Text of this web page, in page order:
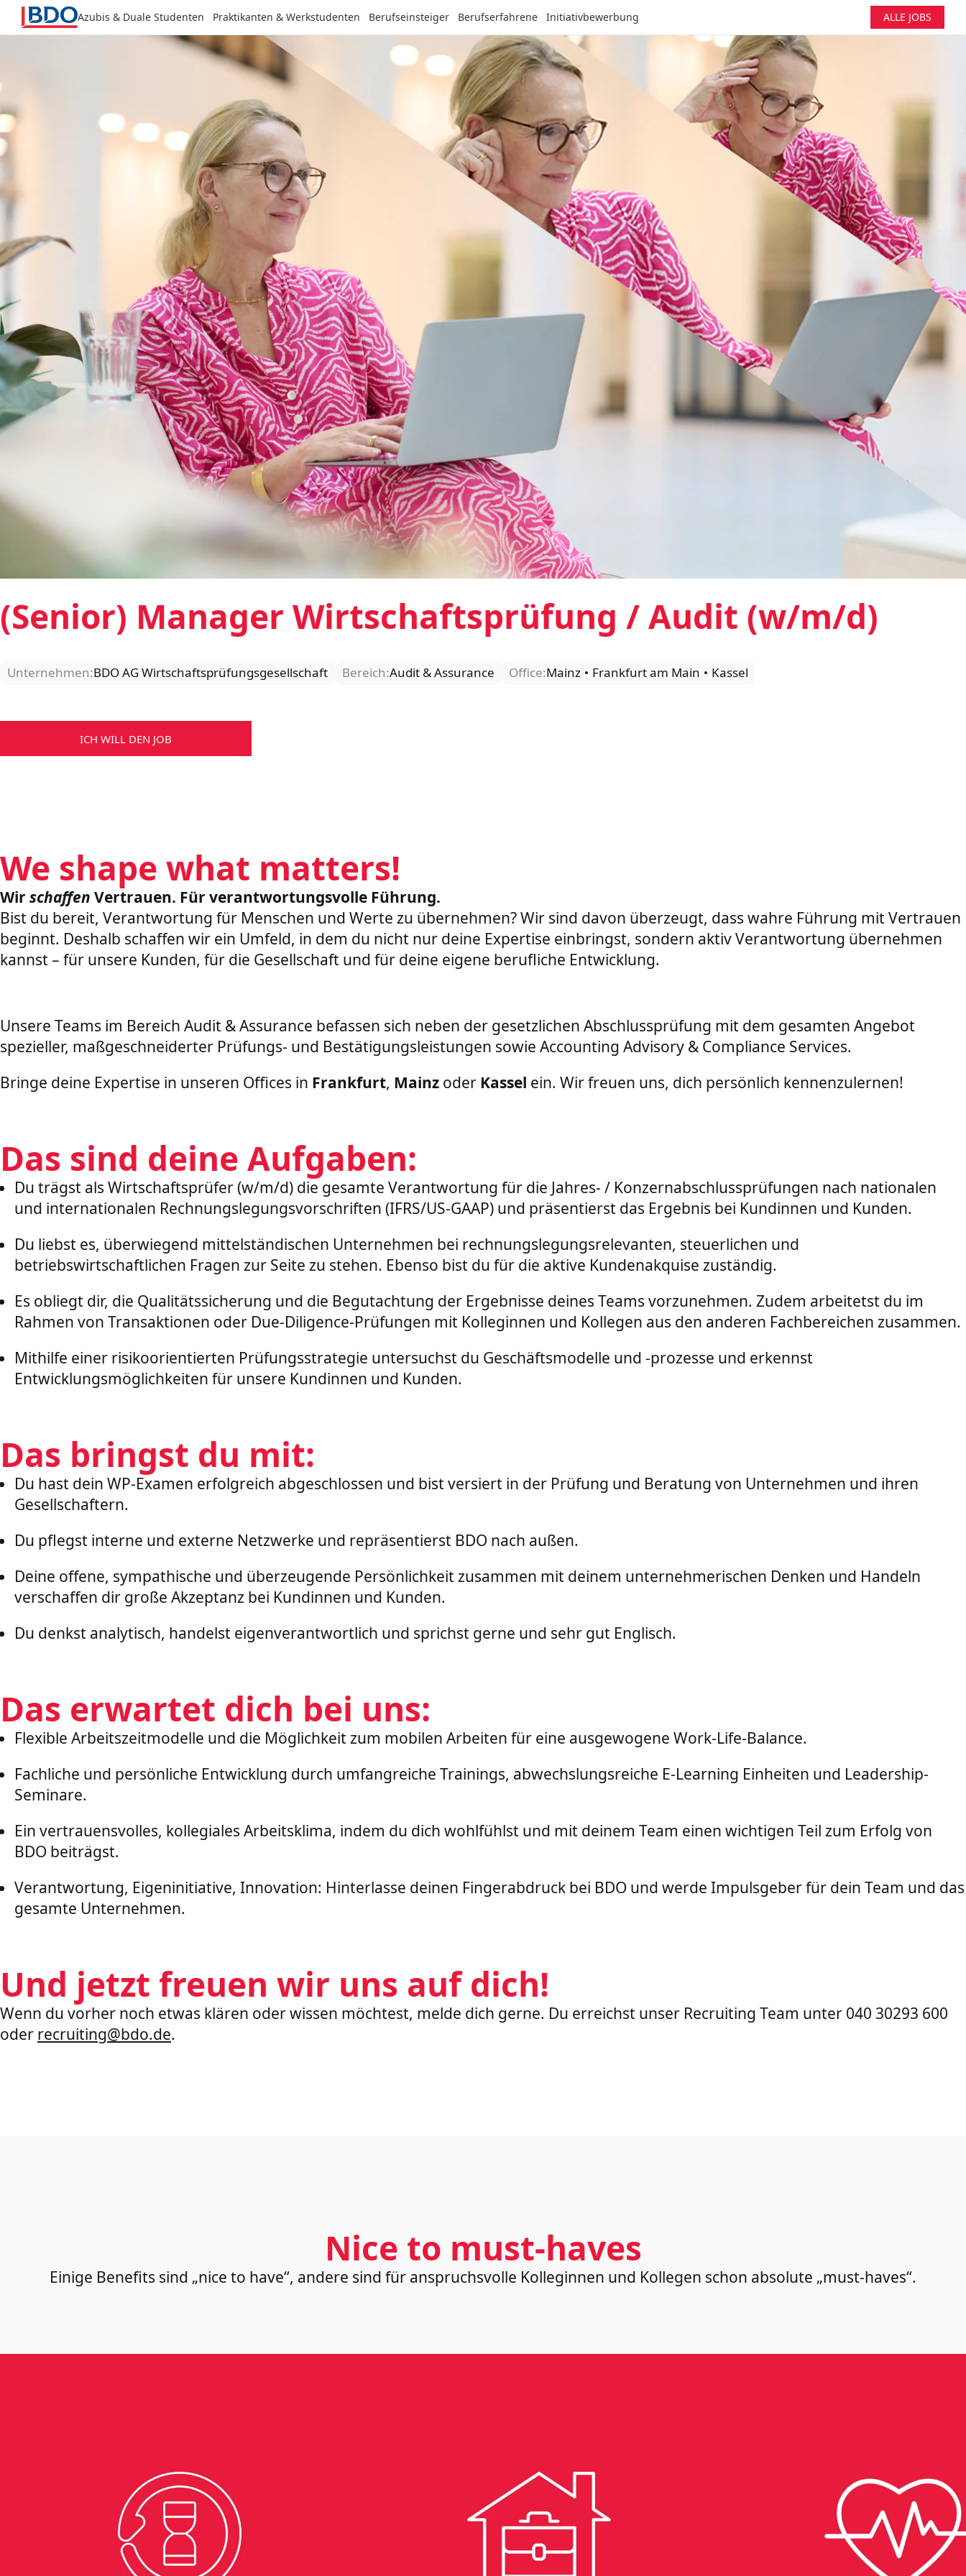
Azubis & Duale Studenten Praktikanten & Werkstudenten Berufseinsteiger Berufserfahrene Initiativbewerbung ALLE JOBS
(Senior) Manager Wirtschaftsprüfung / Audit (w/m/d)
Unternehmen:BDO AG Wirtschaftsprüfungsgesellschaft Bereich:Audit & Assurance Office:Mainz Frankfurt am Main Kassel
ICH WILL DEN JOB
We shape what matters!
Wir schaffen Vertrauen. Für verantwortungsvolle Führung.
Bist du bereit, Verantwortung für Menschen und Werte zu übernehmen? Wir sind davon überzeugt, dass wahre Führung mit Vertrauen
beginnt. Deshalb schaffen wir ein Umfeld, in dem du nicht nur deine Expertise einbringst, sondern aktiv Verantwortung übernehmen
kannst – für unsere Kunden, für die Gesellschaft und für deine eigene berufliche Entwicklung.
Unsere Teams im Bereich Audit & Assurance befassen sich neben der gesetzlichen Abschlussprüfung mit dem gesamten Angebot
spezieller, maßgeschneiderter Prüfungs- und Bestätigungsleistungen sowie Accounting Advisory & Compliance Services.
Bringe deine Expertise in unseren Offices in Frankfurt, Mainz oder Kassel ein. Wir freuen uns, dich persönlich kennenzulernen!
Das sind deine Aufgaben:
Du trägst als Wirtschaftsprüfer (w/m/d) die gesamte Verantwortung für die Jahres- / Konzernabschlussprüfungen nach nationalen
und internationalen Rechnungslegungsvorschriften (IFRS/US-GAAP) und präsentierst das Ergebnis bei Kundinnen und Kunden.
Du liebst es, überwiegend mittelständischen Unternehmen bei rechnungslegungsrelevanten, steuerlichen und
betriebswirtschaftlichen Fragen zur Seite zu stehen. Ebenso bist du für die aktive Kundenakquise zuständig.
Es obliegt dir, die Qualitätssicherung und die Begutachtung der Ergebnisse deines Teams vorzunehmen. Zudem arbeitetst du im
Rahmen von Transaktionen oder Due-Diligence-Prüfungen mit Kolleginnen und Kollegen aus den anderen Fachbereichen zusammen.
Mithilfe einer risikoorientierten Prüfungsstrategie untersuchst du Geschäftsmodelle und -prozesse und erkennst
Entwicklungsmöglichkeiten für unsere Kundinnen und Kunden.
Das bringst du mit:
Du hast dein WP-Examen erfolgreich abgeschlossen und bist versiert in der Prüfung und Beratung von Unternehmen und ihren
Gesellschaftern.
Du pflegst interne und externe Netzwerke und repräsentierst BDO nach außen.
Deine offene, sympathische und überzeugende Persönlichkeit zusammen mit deinem unternehmerischen Denken und Handeln
verschaffen dir große Akzeptanz bei Kundinnen und Kunden.
Du denkst analytisch, handelst eigenverantwortlich und sprichst gerne und sehr gut Englisch.
Das erwartet dich bei uns:
Flexible Arbeitszeitmodelle und die Möglichkeit zum mobilen Arbeiten für eine ausgewogene Work-Life-Balance.
Fachliche und persönliche Entwicklung durch umfangreiche Trainings, abwechslungsreiche E-Learning Einheiten und Leadership-
Seminare.
Ein vertrauensvolles, kollegiales Arbeitsklima, indem du dich wohlfühlst und mit deinem Team einen wichtigen Teil zum Erfolg von
BDO beiträgst.
Verantwortung, Eigeninitiative, Innovation: Hinterlasse deinen Fingerabdruck bei BDO und werde Impulsgeber für dein Team und das
gesamte Unternehmen.
Und jetzt freuen wir uns auf dich!
Wenn du vorher noch etwas klären oder wissen möchtest, melde dich gerne. Du erreichst unser Recruiting Team unter 040 30293 600
oder recruiting@bdo.de.
Nice to must-haves
Einige Benefits sind „nice to have“, andere sind für anspruchsvolle Kolleginnen und Kollegen schon absolute „must-haves“.